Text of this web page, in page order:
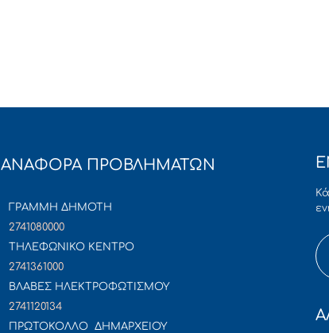
ΑΝΑΦΟΡΑ ΠΡΟΒΛΗΜΑΤΩΝ
ΓΡΑΜΜΗ ΔΗΜΟΤΗ
2741080000
ΤΗΛΕΦΩΝΙΚΟ ΚΕΝΤΡΟ
2741361000
ΒΛΑΒΕΣ ΗΛΕΚΤΡΟΦΩΤΙΣΜΟΥ
2741120134
ΠΡΩΤΟΚΟΛΛΟ ΔΗΜΑΡΧΕΙΟΥ